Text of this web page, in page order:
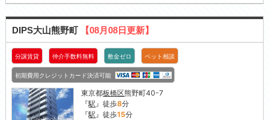
DIPS大山熊野町 【08月08日更新】
分譲賃貸 仲介手数料無料 敷金ゼロ ペット相談
初期費用クレジットカード決済可能
東京都板橋区熊野町40-7
『駅』徒歩8分
『駅』徒歩15分